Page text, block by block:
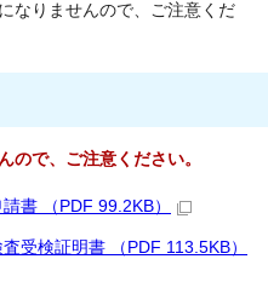
なりませんので、ご注意くだ
ので、ご注意ください。
書 （PDF 99.2KB）
受検証明書 （PDF 113.5KB）